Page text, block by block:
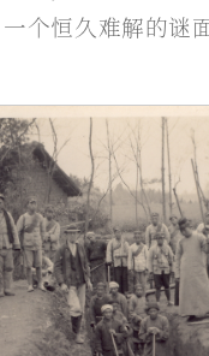
个恒久难解的谜